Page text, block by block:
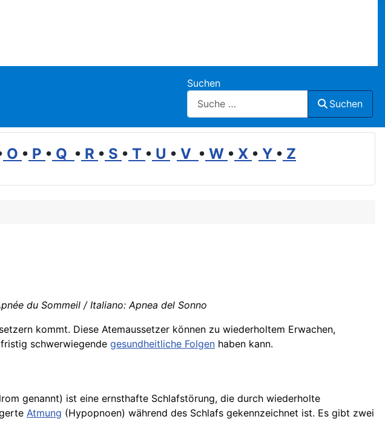
Suchen
Suchen
O • P • Q • R • S • T • U • V • W • X • Y • Z
du Sommeil / Italiano: Apnea del Sonno
kommt. Diese Atemaussetzer können zu wiederholtem Erwachen,
schwerwiegende gesundheitliche Folgen haben kann.
genannt) ist eine ernsthafte Schlafstörung, die durch wiederholte
Atmung (Hypopnoen) während des Schlafs gekennzeichnet ist. Es gibt zwei